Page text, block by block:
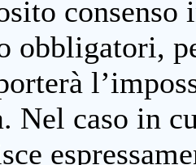
obbligatori,
Nel caso in